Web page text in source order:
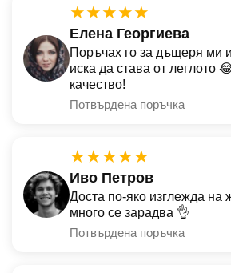
★★★★★
Елена Георгиева
Поръчах го за дъщеря ми
иска да става от леглото
качество!
Потвърдена поръчка
★★★★★
Иво Петров
Доста по-яко изглежда на
много се зарадва 👌
Потвърдена поръчка